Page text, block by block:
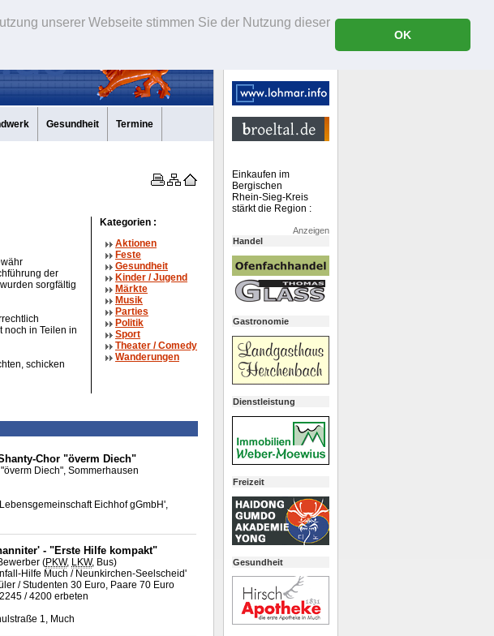
unserer Webseite stimmen Sie der Nutzung dieser
OK
Gesundheit Termine
der
sorgfältig
noch in Teilen in
schicken
Kategorien :
Aktionen
Feste
Gesundheit
Kinder / Jugend
Märkte
Musik
Parties
Politik
Sport
Theater /Comedy
Wanderungen
Chor "överm Diech"
Diech", Sommerhausen
Eichhof gGmbH',
- "Erste Hilfe kompakt"
(PKW, LKW, Bus)
Hilfe Much / Neunkirchen-Seelscheid'
/ Studenten 30 Euro, Paare 70 Euro
/ 4200 erbeten
1, Much
Einkaufen im
Bergischen
Rhein-Sieg-Kreis
stärkt die Region :
Anzeigen
Handel
Gastronomie
Dienstleistung
Freizeit
Gesundheit